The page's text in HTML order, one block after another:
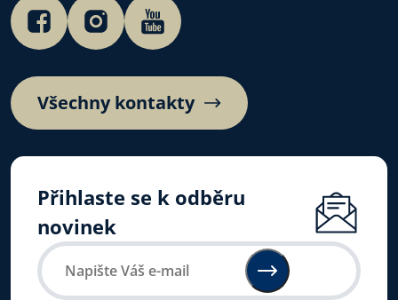
Všechny kontakty
Přihlaste se k odběru
novinek